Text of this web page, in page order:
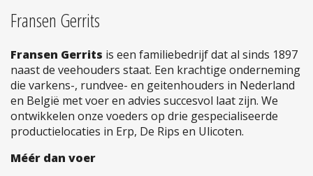
Fransen Gerrits
Fransen Gerrits is een familiebedrijf dat al sinds 1897
naast de veehouders staat. Een krachtige onderneming
die varkens-, rundvee- en geitenhouders in Nederland
en België met voer en advies succesvol laat zijn. We
ontwikkelen onze voeders op drie gespecialiseerde
productielocaties in Erp, De Rips en Ulicoten.
Méér dan voer